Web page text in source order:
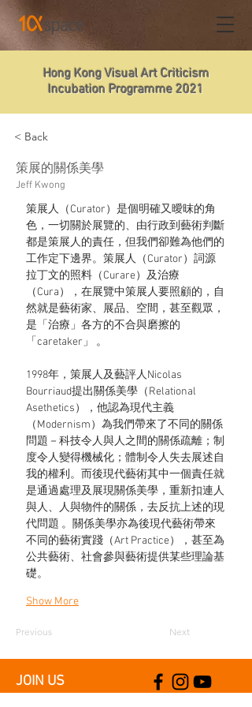
Hong Kong Visual Art Criticism
Incubation Programme 2021
< Back
策展的關係美學
Jeff Kwong
策展人（Curator）是個明確又曖昩的角
色，一切關於展覽的、由行政到藝術判斷
都是策展人的責任，但我們卻難為他們的
工作定下邊界。策展人（Curator）詞源
拉丁文的照料（Curare）及治療
（Cura），在展覽中策展人要照顧的，自
然就是藝術家、展品、空間，甚至觀眾，
是「治療」各方的不合與磨擦的
「caretaker」 。
1998年，策展人及藝評人Nicolas
Bourriaud提出關係美學（Relational
Asethetics），他認為現代主義
（Modernism）為我們帶來了不同的關係
問題－科技令人與人之間的關係疏離；制
度令人變得機械化；體制令人失去展述自
我的權利。而後現代藝術其中一個責任就
是通過處理及展現關係美學，重新扣連人
與人、人與物件的關係，去反抗上述的現
代問題 。關係美學亦為後現代藝術帶來
不同的藝術實踐（Art Practice），甚至為
公共藝術、社會參與藝術提供某些理論基
礎。
Show More
Previous Next
JOIN US